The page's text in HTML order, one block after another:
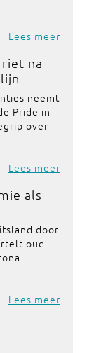
Lees meer
na
neemt
Pride in
over
Lees meer
als
door
oud-
Lees meer